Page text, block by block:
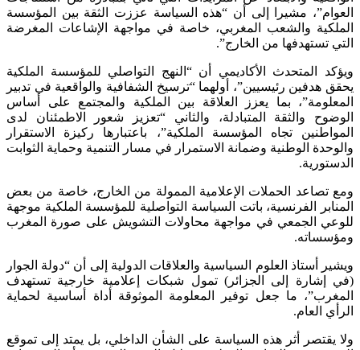
العوام”، مشيرا إلى أن “هذه السياسة عززت الثقة بين المؤسسة
الملكية والشعب المغربي، خاصة في مواجهة الإشاعات المغرضة
التي تستهدفها من الخارج”.
ويؤكد المتحدث الأكاديمي أن “النهج التواصلي للمؤسسة الملكية
يحقق هدفين رئيسيين”، أولهما “ترسيخ الشفافية والواقعية في تدبير
المعلومة”، بما يعزز العلاقة بين الملكية والمجتمع على أساس
الوضوح والثقة المتبادلة، والثاني “تعزيز شعور الاطمئنان لدى
المواطنين تجاه المؤسسة الملكية”، باعتبارها ركيزة الاستقرار
والوحدة الوطنية وضمانة الاستمرار في مسار التنمية وحماية الثوابت
الدستورية.
ومع تصاعد الحملات الإعلامية الممولة من الخارج، خاصة من بعض
المنابر الفرنسية، باتت السياسة التواصلية للمؤسسة الملكية موجهة
للوعي الجمعي في مواجهة محاولات التشويش على صورة المغرب
ومؤسساته.
ويشير أستاذ العلوم السياسية والعلاقات الدولية إلى أن “دولة الجوار
(في إشارة إلى الجزائر) تمول شبكات إعلامية خارجية تستهدف
المغرب”، ما جعل توفير المعلومة الموثوقة أداة أساسية لحماية
الرأي العام.
ولا يقتصر أثر هذه السياسة على الشأن الداخلي، بل يمتد إلى تموقع